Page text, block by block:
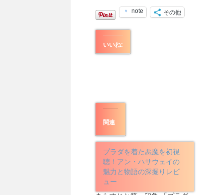
note その他
いいね:
関連
プラダを着た悪魔を初視
聴！アン・ハサウェイの
魅力と物語の深掘りレビ
ュー